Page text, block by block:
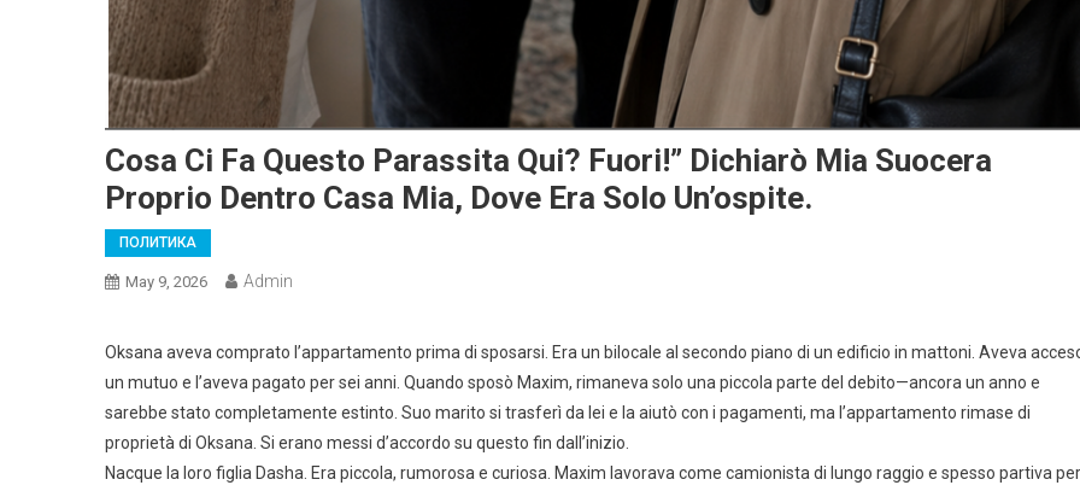
Cosa Ci Fa Questo Parassita Qui? Fuori!” Dichiarò Mia Suocera
Proprio Dentro Casa Mia, Dove Era Solo Un’ospite.
ПОЛИТИКА
May 9, 2026 Admin
Oksana aveva comprato l’appartamento prima di sposarsi. Era un bilocale al secondo piano di un edificio in mattoni. Aveva
un mutuo e l’aveva pagato per sei anni. Quando sposò Maxim, rimaneva solo una piccola parte del debito—ancora un anno e
sarebbe stato completamente estinto. Suo marito si trasferì da lei e la aiutò con i pagamenti, ma l’appartamento rimase di
proprietà di Oksana. Si erano messi d’accordo su questo fin dall’inizio.
Nacque la loro figlia Dasha. Era piccola, rumorosa e curiosa. Maxim lavorava come camionista di lungo raggio e spesso partiva per